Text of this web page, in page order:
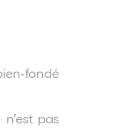
fondé
pas